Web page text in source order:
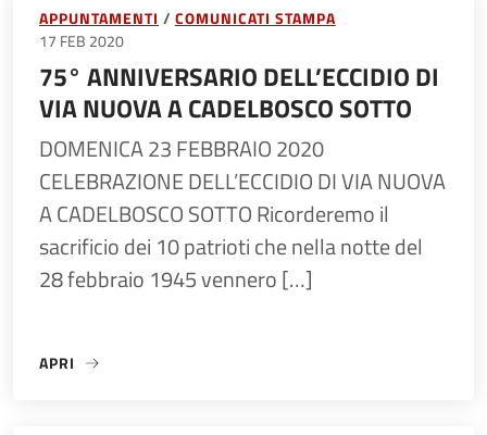
APPUNTAMENTI
COMUNICATI STAMPA
17 FEB 2020
75° ANNIVERSARIO DELL’ECCIDIO DI
VIA NUOVA A CADELBOSCO SOTTO
DOMENICA 23 FEBBRAIO 2020
CELEBRAZIONE DELL’ECCIDIO DI VIA NUOVA
A CADELBOSCO SOTTO Ricorderemo il
sacrificio dei 10 patrioti che nella notte del
28 febbraio 1945 vennero […]
APRI
«75° ANNIVERSARIO DELL’ECCIDIO DI VIA NUOVA A